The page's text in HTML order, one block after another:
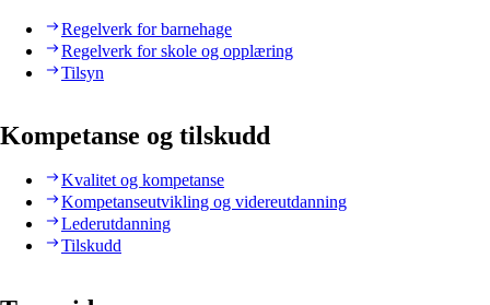
Regelverk for barnehage
Regelverk for skole og opplæring
Tilsyn
Kompetanse og tilskudd
Kvalitet og kompetanse
Kompetanseutvikling og videreutdanning
Lederutdanning
Tilskudd